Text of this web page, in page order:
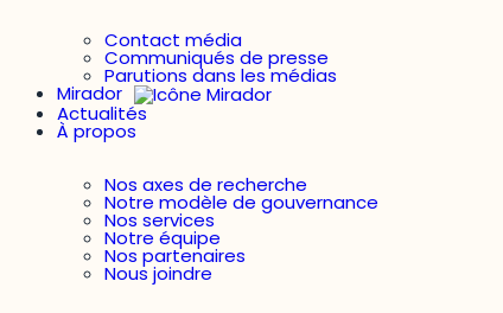
Contact média
Communiqués de presse
Parutions dans les médias
Mirador
Actualités
À propos
Nos axes de recherche
Notre modèle de gouvernance
Nos services
Notre équipe
Nos partenaires
Nous joindre